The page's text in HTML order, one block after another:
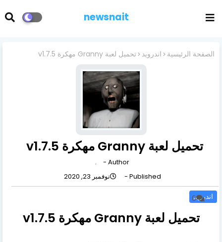
newsnait
الصفحة الرئيسية اندرويد تحميل لعبة Granny مهكرة v1.7.5
تحميل لعبة Granny مهكرة v1.7.5
Author -
.
Published -
نوفمبر 23, 2020
اندرويد0
تحميل لعبة Granny مهكرة v1.7.5